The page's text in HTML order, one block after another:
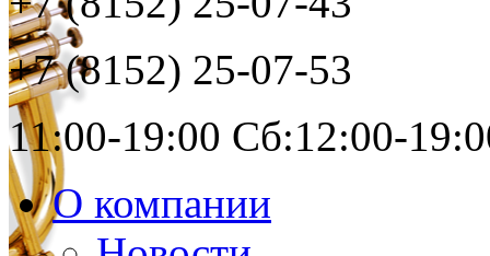
+7 (8152) 25-07-53
11:00-19:00 Сб:12:00-
О компании